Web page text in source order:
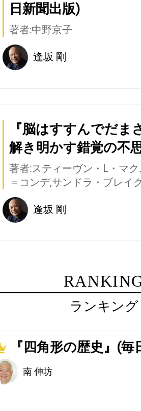
日新聞出版)
著者:中野京子
逢坂 剛
『脳はすすんでだ
解き明かす錯覚の不
著者:スティーヴン・L・マ
＝コンデ,サンドラ・ブレイ
逢坂 剛
ランキング
『四角形の歴史』(毎
南 伸坊